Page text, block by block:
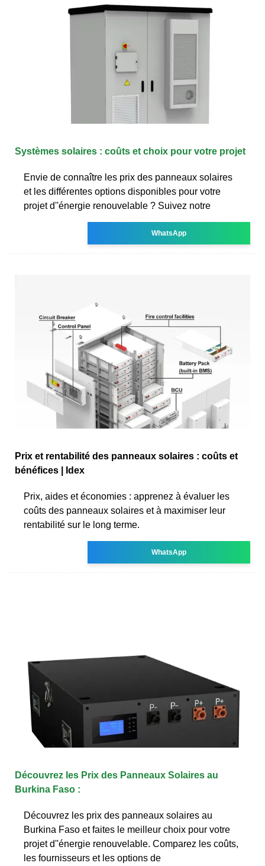
Systèmes solaires : coûts et choix pour votre projet
Envie de connaître les prix des panneaux solaires
et les différentes options disponibles pour votre
projet d''énergie renouvelable ? Suivez notre
WhatsApp
Prix et rentabilité des panneaux solaires : coûts et
bénéfices | Idex
Prix, aides et économies : apprenez à évaluer les
coûts des panneaux solaires et à maximiser leur
rentabilité sur le long terme.
WhatsApp
Découvrez les Prix des Panneaux Solaires au
Burkina Faso :
Découvrez les prix des panneaux solaires au
Burkina Faso et faites le meilleur choix pour votre
projet d''énergie renouvelable. Comparez les coûts,
les fournisseurs et les options de